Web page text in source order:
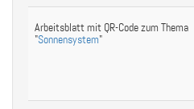
Arbeitsblatt mit QR-Code zum Thema
"Sonnensystem"